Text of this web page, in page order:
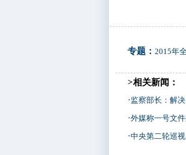
专题： 2015年
>相关新闻：
·监察部长：解
·外媒称一号文
·中央第二轮巡